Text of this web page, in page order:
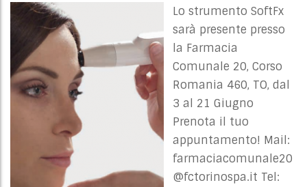
Lo strumento SoftFx
sarà presente presso
la Farmacia
Comunale 20, Corso
Romania 460, TO, dal
3 al 21 Giugno
Prenota il tuo
appuntamento! Mail:
farmaciacomunale20
@fctorinospa.it Tel: